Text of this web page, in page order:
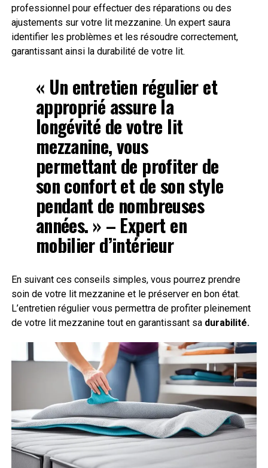
professionnel pour effectuer des réparations ou des
ajustements sur votre lit mezzanine. Un expert saura
identifier les problèmes et les résoudre correctement,
garantissant ainsi la durabilité de votre lit.
« Un entretien régulier et
approprié assure la
longévité de votre lit
mezzanine, vous
permettant de profiter de
son confort et de son style
pendant de nombreuses
années. » – Expert en
mobilier d’intérieur
En suivant ces conseils simples, vous pourrez prendre
soin de votre lit mezzanine et le préserver en bon état.
L’entretien régulier vous permettra de profiter pleinement
de votre lit mezzanine tout en garantissant sa durabilité.